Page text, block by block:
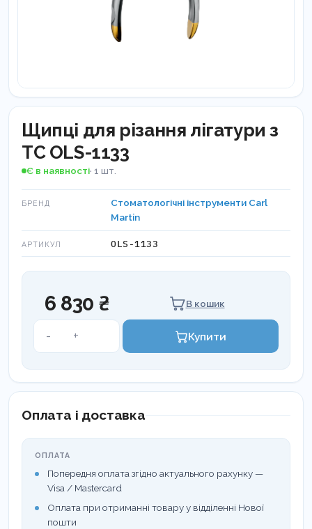
Щипці для різання лігатури з
ТС OLS-1133
Є в наявності· 1 шт.
БРЕНД
Стоматологічні інструменти Carl
Martin
АРТИКУЛ OLS-1133
6 830 ₴ В кошик
-
Щипці
з
ТС
кількість
+ Купити
Оплата і доставка
ОПЛАТА
Попередня оплата згідно актуального рахунку —
Visa / Mastercard
Оплата при отриманні товару у відділенні Нової
пошти